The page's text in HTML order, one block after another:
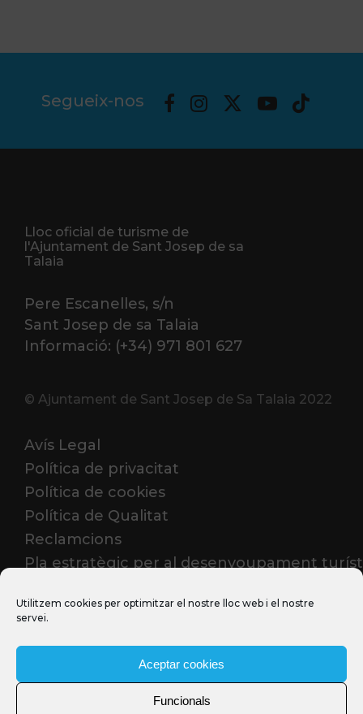
Utilitzem cookies per optimitzar el nostre lloc web i el nostre
servei.
Aceptar cookies
Funcionals
Segueix-nos
Lloc oficial de turisme de
l'Ajuntament de Sant Josep de sa
Talaia
Pere Escanelles, s/n
Sant Josep de sa Talaia
Informació: (+34) 971 801 627
© Ajuntament de Sant Josep de Sa Talaia 2022
Avís Legal
Política de privacitat
Política de cookies
Política de Qualitat
Reclamcions
Pla estratègic per al desenvoupament